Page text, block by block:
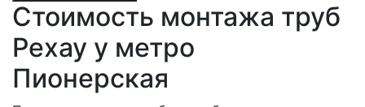
Стоимость монтажа труб
Рехау у метро
Пионерская